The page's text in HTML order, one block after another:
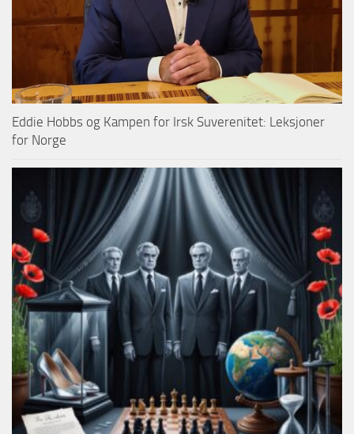
Eddie Hobbs og Kampen for Irsk Suverenitet: Leksjoner
for Norge